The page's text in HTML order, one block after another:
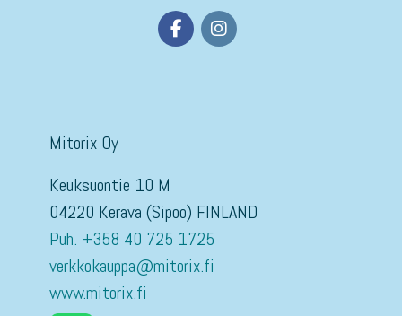
Mitorix Oy
Keuksuontie 10 M
04220 Kerava (Sipoo) FINLAND
Puh. +358 40 725 1725
verkkokauppa@mitorix.fi
www.mitorix.fi